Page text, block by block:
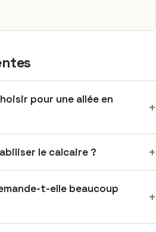
pour une allée en
+
le calcaire ? +
t-elle beaucoup
+